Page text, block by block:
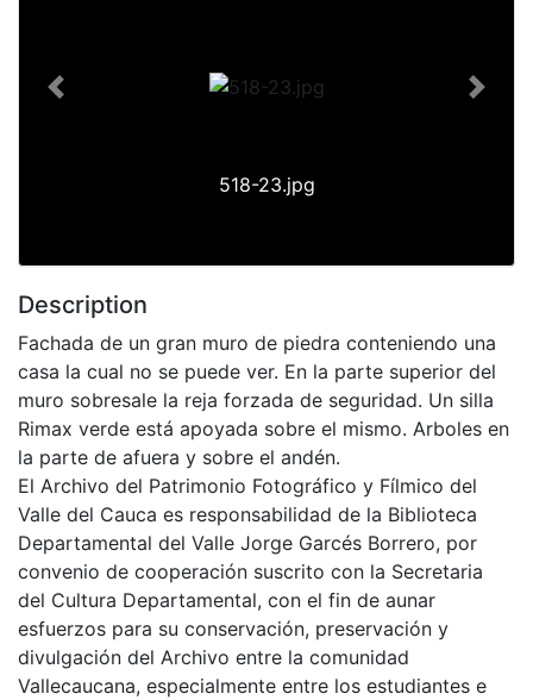
518-23.jpg
Previous Next
Description
Fachada de un gran muro de piedra conteniendo una
casa la cual no se puede ver. En la parte superior del
muro sobresale la reja forzada de seguridad. Un silla
Rimax verde está apoyada sobre el mismo. Arboles en
la parte de afuera y sobre el andén.
El Archivo del Patrimonio Fotográfico y Fílmico del
Valle del Cauca es responsabilidad de la Biblioteca
Departamental del Valle Jorge Garcés Borrero, por
convenio de cooperación suscrito con la Secretaria
del Cultura Departamental, con el fin de aunar
esfuerzos para su conservación, preservación y
divulgación del Archivo entre la comunidad
Vallecaucana, especialmente entre los estudiantes e